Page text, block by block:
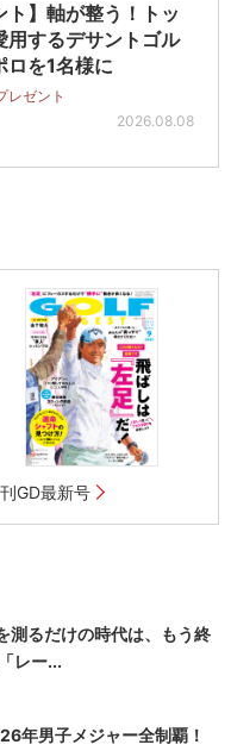
ト】軸が整う！トッ
用するデサントゴル
ロを1名様に
レゼント
2026.08.08
GD最新号
測るだけの時代は、もう終
レー...
年男子メジャー全制覇！